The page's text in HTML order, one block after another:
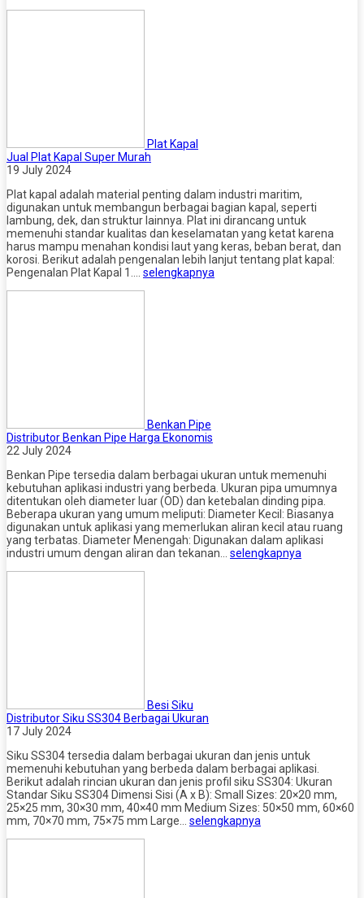
Plat Kapal
Jual Plat Kapal Super Murah
19 July 2024
Plat kapal adalah material penting dalam industri maritim,
digunakan untuk membangun berbagai bagian kapal, seperti
lambung, dek, dan struktur lainnya. Plat ini dirancang untuk
memenuhi standar kualitas dan keselamatan yang ketat karena
harus mampu menahan kondisi laut yang keras, beban berat, dan
korosi. Berikut adalah pengenalan lebih lanjut tentang plat kapal:
Pengenalan Plat Kapal 1…. selengkapnya
Benkan Pipe
Distributor Benkan Pipe Harga Ekonomis
22 July 2024
Benkan Pipe tersedia dalam berbagai ukuran untuk memenuhi
kebutuhan aplikasi industri yang berbeda. Ukuran pipa umumnya
ditentukan oleh diameter luar (OD) dan ketebalan dinding pipa.
Beberapa ukuran yang umum meliputi: Diameter Kecil: Biasanya
digunakan untuk aplikasi yang memerlukan aliran kecil atau ruang
yang terbatas. Diameter Menengah: Digunakan dalam aplikasi
industri umum dengan aliran dan tekanan… selengkapnya
Besi Siku
Distributor Siku SS304 Berbagai Ukuran
17 July 2024
Siku SS304 tersedia dalam berbagai ukuran dan jenis untuk
memenuhi kebutuhan yang berbeda dalam berbagai aplikasi.
Berikut adalah rincian ukuran dan jenis profil siku SS304: Ukuran
Standar Siku SS304 Dimensi Sisi (A x B): Small Sizes: 20×20 mm,
25×25 mm, 30×30 mm, 40×40 mm Medium Sizes: 50×50 mm, 60×60
mm, 70×70 mm, 75×75 mm Large… selengkapnya